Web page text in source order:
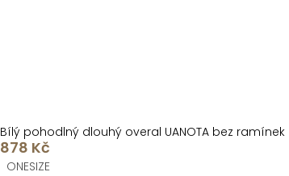
Bílý pohodlný dlouhý overal UANOTA bez ramínek
878 Kč
ONESIZE